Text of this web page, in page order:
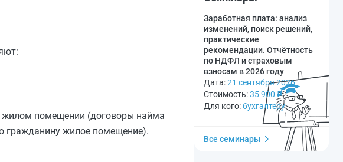
жилом помещении (договоры найма
гражданину жилое помещение).
Заработная плата: анализ
изменений, поиск решений,
практические
рекомендации. Отчётность
по НДФЛ и страховым
взносам в 2026 году
Дата:21 сентября 2026
Стоимость:35 900 ₽
Для кого:бухгалтеру
Все семинары